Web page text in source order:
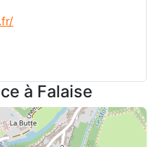
à Falaise